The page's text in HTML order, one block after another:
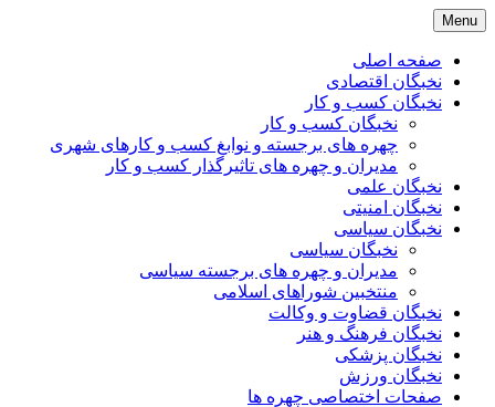
Skip
to
content
Menu
صفحه اصلی
نخبگان اقتصادی
نخبگان کسب و کار
نخبگان کسب و کار
چهره های برجسته و نوابغ کسب و کارهای شهری
مدیران و چهره های تاثیرگذار کسب و کار
نخبگان علمی
نخبگان امنیتی
نخبگان سیاسی
نخبگان سیاسی
مدیران و چهره های برجسته سیاسی
منتخبین شوراهای اسلامی
نخبگان قضاوت و وکالت
نخبگان فرهنگ و هنر
نخبگان پزشکی
نخبگان ورزش
صفحات اختصاصی چهره ها